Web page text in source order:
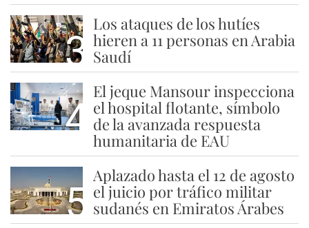
3
Los ataques de los hutíes
hieren a 11 personas en Arabia
Saudí
4
El jeque Mansour inspecciona
el hospital flotante, símbolo
de la avanzada respuesta
humanitaria de EAU
5
Aplazado hasta el 12 de agosto
el juicio por tráfico militar
sudanés en Emiratos Árabes